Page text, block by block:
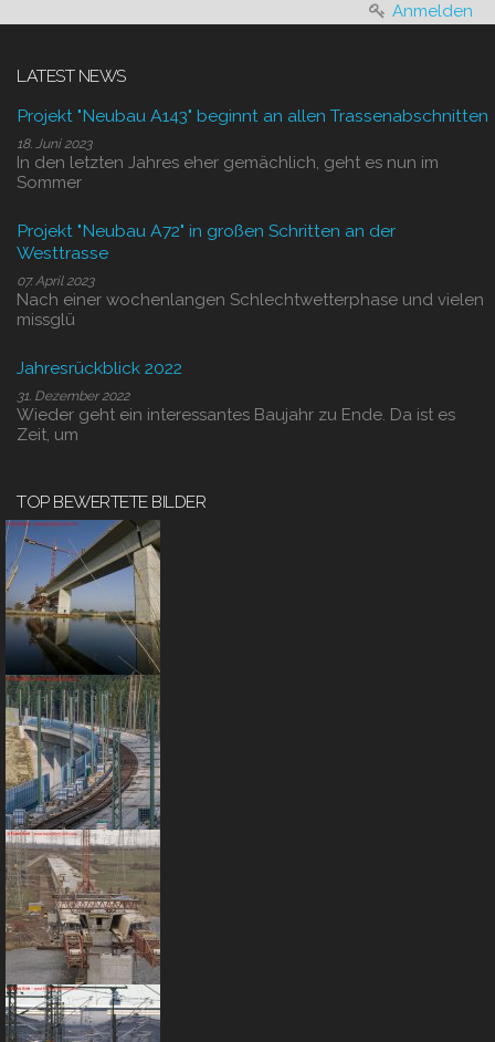
Anmelden
LATEST NEWS
Projekt "Neubau A143" beginnt an allen Trassenabschnitten
18. Juni 2023
In den letzten Jahres eher gemächlich, geht es nun im
Sommer
Projekt "Neubau A72" in großen Schritten an der
Westtrasse
07. April 2023
Nach einer wochenlangen Schlechtwetterphase und vielen
missglü
Jahresrückblick 2022
31. Dezember 2022
Wieder geht ein interessantes Baujahr zu Ende. Da ist es
Zeit, um
TOP BEWERTETE BILDER